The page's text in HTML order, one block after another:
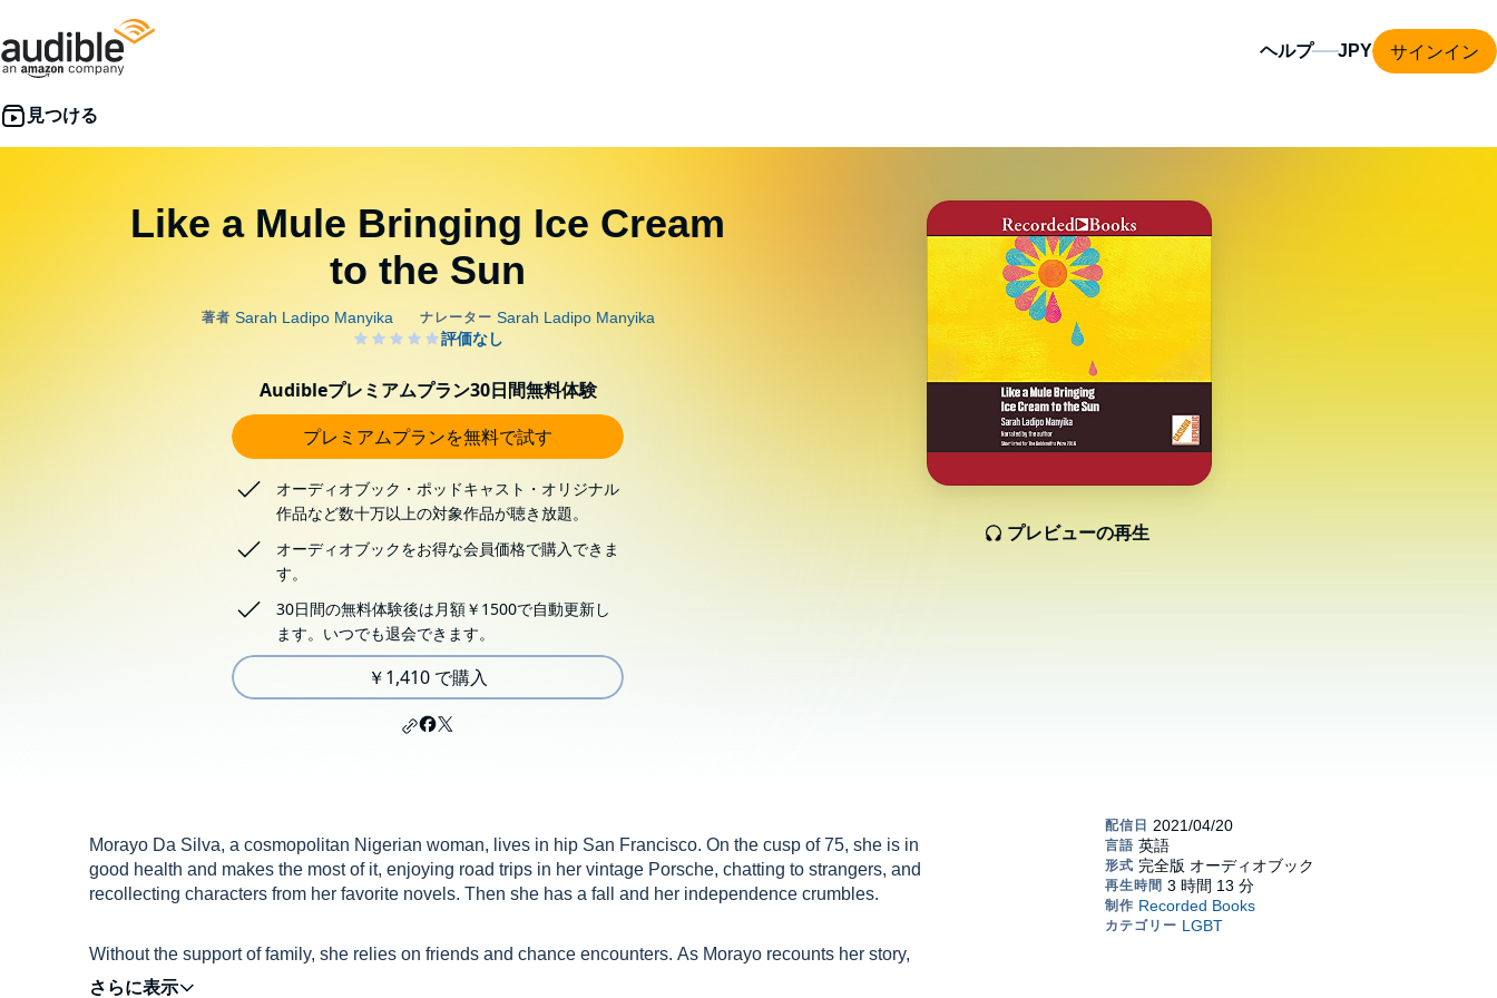
ヘルプ サインイン
Like a Mule Bringing Ice Cream
to the Sun
プレビューの再生
Audibleプレミアムプラン30日間無料体験
プレミアムプランを無料で試す
オーディオブック・ポッドキャスト・オリジナル
作品など数十万以上の対象作品が聴き放題。
オーディオブックをお得な会員価格で購入できま
す。
30日間の無料体験後は月額￥1500で自動更新し
ます。いつでも退会できます。
￥1,410 で購入
Morayo Da Silva, a cosmopolitan Nigerian woman, lives in hip San Francisco. On the cusp of 75, she is in
good health and makes the most of it, enjoying road trips in her vintage Porsche, chatting to strangers, and
recollecting characters from her favorite novels. Then she has a fall and her independence crumbles.
Without the support of family, she relies on friends and chance encounters. As Morayo recounts her story,
moving seamlessly between past and present, we meet Dawud, a charming Palestinian shopkeeper; Sage, a